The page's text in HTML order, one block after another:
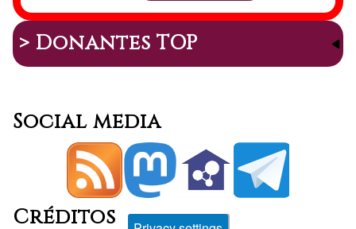
> Donantes TOP
Social media
Créditos